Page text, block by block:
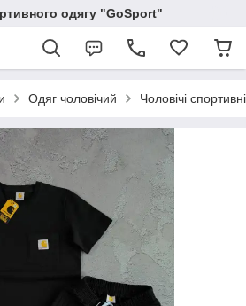
одягу "GoSport"
Одяг чоловічий Чоловічі